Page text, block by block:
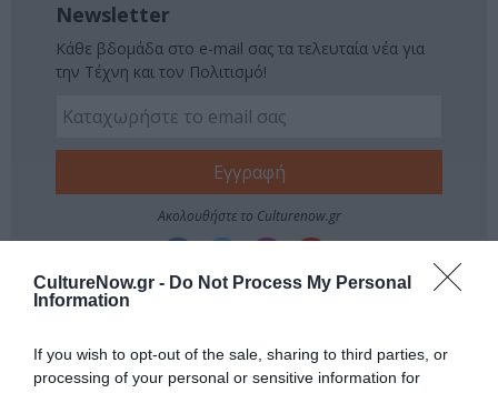
CultureNow.gr - Do Not Process My Personal
Information
If you wish to opt-out of the sale, sharing to third parties, or
processing of your personal or sensitive information for
Newsletter
Κάθε βδομάδα στο e-mail σας τα τελευταία νέα για
την Τέχνη και τον Πολιτισμό!
Ακολουθήστε το Culturenow.gr
Σχετικά Άρθρα